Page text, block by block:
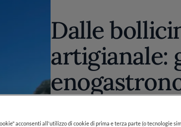
Dalle
artigianale:
perdere ad
acconsenti all'utilizzo di cookie di prima e terza parte (o tecnologie